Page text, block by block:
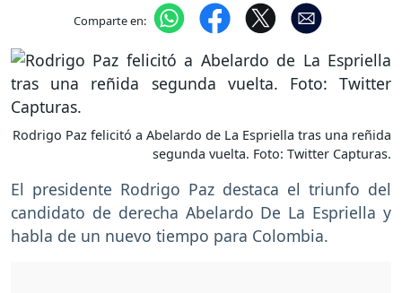
Comparte en:
Rodrigo Paz felicitó a Abelardo de La Espriella tras una reñida
segunda vuelta. Foto: Twitter Capturas.
El presidente Rodrigo Paz destaca el triunfo del
candidato de derecha Abelardo De La Espriella y
habla de un nuevo tiempo para Colombia.